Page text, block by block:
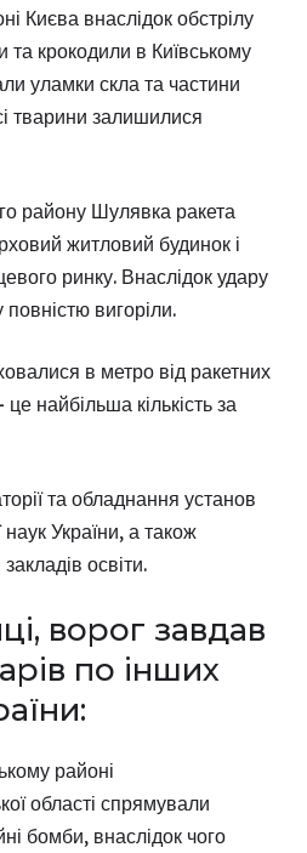
Києва внаслідок обстрілу
крокодили в Київському
уламки скла та частини
тварини залишилися
району Шулявка ракета
житловий будинок і
ринку. Внаслідок удару
повністю вигоріли.
в метро від ракетних
найбільша кількість за
та обладнання установ
наук України, а також
освіти.
ворог завдав
по інших
районі
області спрямували
бомби, внаслідок чого